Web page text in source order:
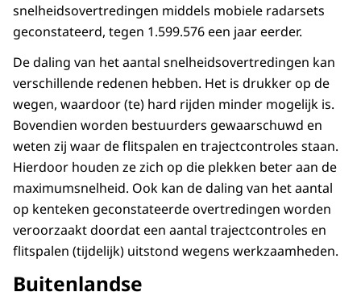
snelheidsovertredingen middels mobiele radarsets
geconstateerd, tegen 1.599.576 een jaar eerder.
De daling van het aantal snelheidsovertredingen kan
verschillende redenen hebben. Het is drukker op de
wegen, waardoor (te) hard rijden minder mogelijk is.
Bovendien worden bestuurders gewaarschuwd en
weten zij waar de flitspalen en trajectcontroles staan.
Hierdoor houden ze zich op die plekken beter aan de
maximumsnelheid. Ook kan de daling van het aantal
op kenteken geconstateerde overtredingen worden
veroorzaakt doordat een aantal trajectcontroles en
flitspalen (tijdelijk) uitstond wegens werkzaamheden.
Buitenlandse